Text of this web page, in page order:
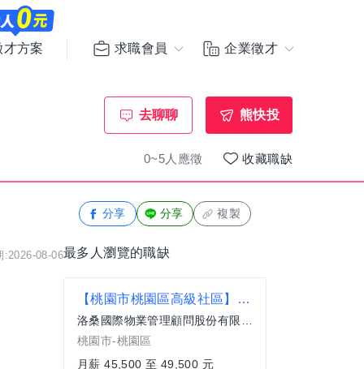
才方案 求職會員 企業徵才
去聊聊 熊快投
0~5人應徵 收藏職缺
:2026-08-06
分享 分享 複製
最多人瀏覽的職缺
【桃園市桃園區高級社區】夜班安管/保全人員薪45,500-49,500
洛桑國際物業管理顧問股份有限公司
桃園市-桃園區
月薪 45,500 至 49,500 元